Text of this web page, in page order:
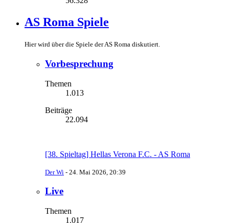
AS Roma Spiele
Hier wird über die Spiele der AS Roma diskutiert.
Vorbesprechung
Themen
1.013
Beiträge
22.094
[38. Spieltag] Hellas Verona F.C. - AS Roma
Der Wi - 24. Mai 2026, 20:39
Live
Themen
1.017